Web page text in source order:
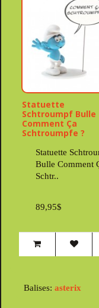
Statuette
Schtroumpf Bulle
Comment Ça
Schtroumpfe ?
Statuette
Bulle Comment
Schtr..
89,95$
Balises: asterix